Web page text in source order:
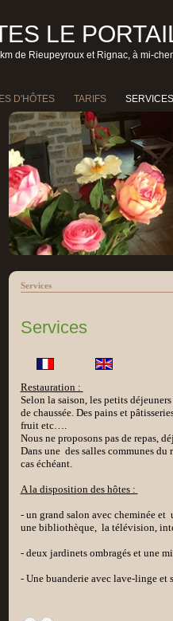
LE
de Rieupeyroux et Rignac, à mi-
D'HÔTES TARIFS SERVICES
Services
Services
Restauration :
Selon la saison, les petits
de chaussée. Des pains et
fruit etc….
Nous ne proposons pas de repas,
Dans une des salles communes
cas échéant.
A la disposition des hôtes :
- un grand salon avec cheminée et
une bibliothèque, la télévision,
- deux jardinets ombragés et une
- Une buanderie avec lave-linge et